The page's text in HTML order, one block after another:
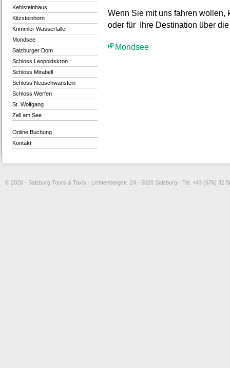
Kehlsteinhaus
Kitzsteinhorn
Krimmler Wasserfälle
Mondsee
Salzburger Dom
Schloss Leopoldskron
Schloss Mirabell
Schloss Neuschwanstein
Schloss Werfen
St. Wolfgang
Zell am See
Online Buchung
Kontakt
Wenn Sie mit uns fahren
oder für Ihre Destination über
Mondsee
© 2026 - Salzburg Tours & Taxis - Lichtenbergstr. 24 - 5020 Salzburg - Tel. +43 (676) 32